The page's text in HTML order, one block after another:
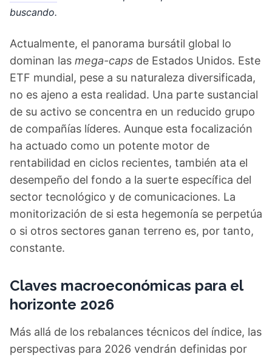
buscando.
Actualmente, el panorama bursátil global lo
dominan las mega-caps de Estados Unidos. Este
ETF mundial, pese a su naturaleza diversificada,
no es ajeno a esta realidad. Una parte sustancial
de su activo se concentra en un reducido grupo
de compañías líderes. Aunque esta focalización
ha actuado como un potente motor de
rentabilidad en ciclos recientes, también ata el
desempeño del fondo a la suerte específica del
sector tecnológico y de comunicaciones. La
monitorización de si esta hegemonía se perpetúa
o si otros sectores ganan terreno es, por tanto,
constante.
Claves macroeconómicas para el
horizonte 2026
Más allá de los rebalances técnicos del índice, las
perspectivas para 2026 vendrán definidas por